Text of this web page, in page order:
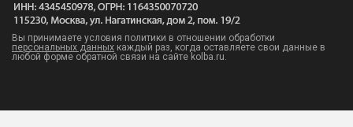
Вы принимаете условия политики в отношении обработки
персональных данных каждый раз, когда оставляете свои данные в
любой форме обратной связи на сайте kolba.ru.